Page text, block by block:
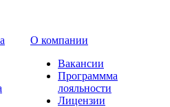
О компании
Вакансии
Программма
лояльности
Лицензии